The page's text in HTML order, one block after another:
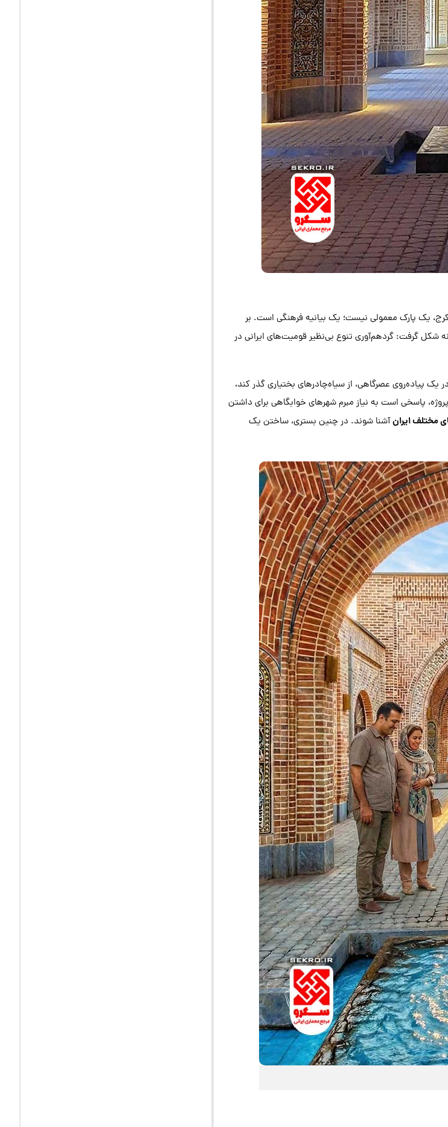
یک پارک معمولی نیست؛ یک بیانیه فرهنگی است. بر
شکل گرفت: گردهم‌آوری تنوع بی‌نظیر قومیت‌های ایرانی در
پیاده‌روی عصرگاهی، از سیاه‌چادرهای بختیاری گذر کند،
پاسخی است به نیاز مبرم شهرهای خوابگاهی برای داشتن
مختلف ایرانآشنا شوند. در چنین بستری، ساختن یک